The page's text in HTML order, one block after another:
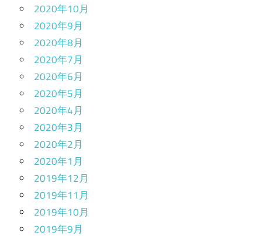
2020年10月
2020年9月
2020年8月
2020年7月
2020年6月
2020年5月
2020年4月
2020年3月
2020年2月
2020年1月
2019年12月
2019年11月
2019年10月
2019年9月